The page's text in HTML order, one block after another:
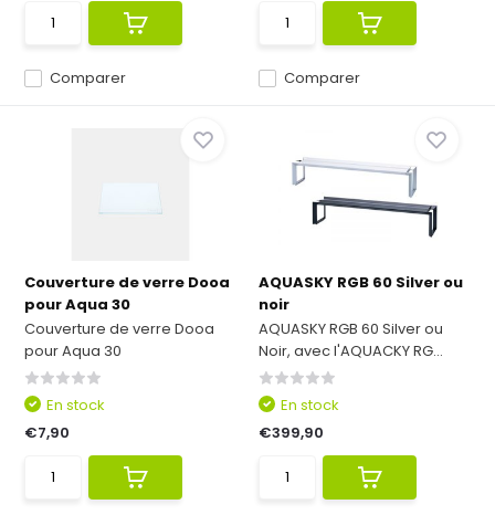
Comparer Comparer
Couverture de verre Dooa
pour Aqua 30
Couverture de verre Dooa
pour Aqua 30
En stock
€7,90
AQUASKY RGB 60 Silver ou
noir
AQUASKY RGB 60 Silver ou
Noir, avec l'AQUACKY RG...
En stock
€399,90